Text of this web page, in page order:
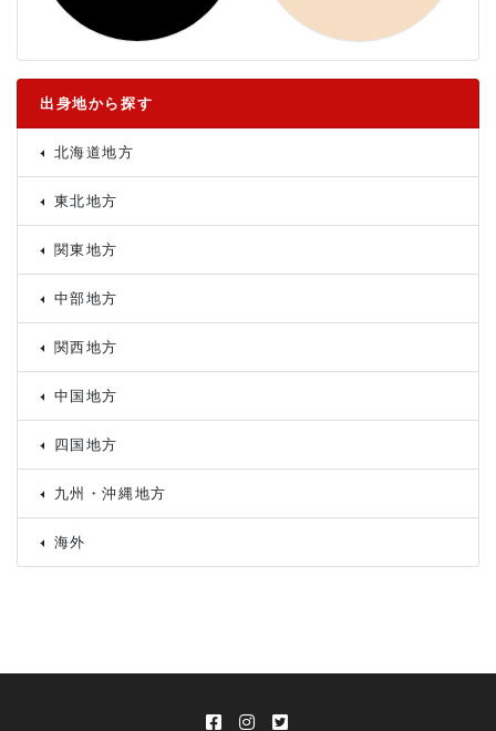
出身地から探す
北海道地方
東北地方
関東地方
中部地方
関西地方
中国地方
四国地方
九州・沖縄地方
海外